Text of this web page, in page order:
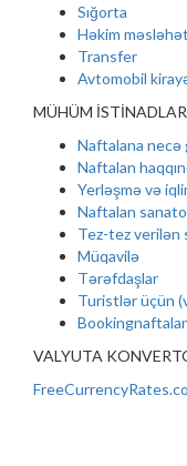
Sığorta
Həkim
Transfer
Avtomobil
MÜHÜM İSTİNADLAR
Naftalana necə
Naftalan
Yerləşmə və
Naftalan
Tez-tez verilən
Müqavilə
Tərəfdaşlar
Turistlər üçün
VALYUTA